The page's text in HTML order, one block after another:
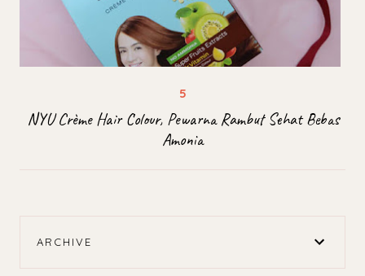
NYU Crème Hair Colour, Pewarna Rambut Sehat Bebas
Amonia
ARCHIVE